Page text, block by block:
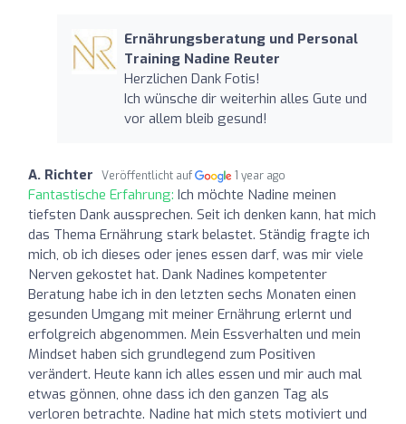
Ernährungsberatung und Personal
Training Nadine Reuter
Herzlichen Dank Fotis!
Ich wünsche dir weiterhin alles Gute und
vor allem bleib gesund!
A. Richter Veröffentlicht auf 1 year ago
Fantastische Erfahrung: Ich möchte Nadine meinen
tiefsten Dank aussprechen. Seit ich denken kann, hat mich
das Thema Ernährung stark belastet. Ständig fragte ich
mich, ob ich dieses oder jenes essen darf, was mir viele
Nerven gekostet hat. Dank Nadines kompetenter
Beratung habe ich in den letzten sechs Monaten einen
gesunden Umgang mit meiner Ernährung erlernt und
erfolgreich abgenommen. Mein Essverhalten und mein
Mindset haben sich grundlegend zum Positiven
verändert. Heute kann ich alles essen und mir auch mal
etwas gönnen, ohne dass ich den ganzen Tag als
verloren betrachte. Nadine hat mich stets motiviert und